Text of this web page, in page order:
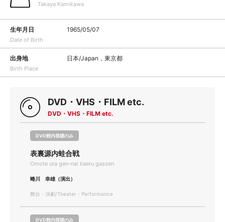
Takaya Kamikawa
生年月日
Date of Birth
1965/05/07
出身地
Birth Place
日本/Japan，東京都
DVD・VHS・FILM etc.
DVD・VHS・FILM etc.
DVD館内視聴のみ
表裏源内蛙合戦
Omote ura gen-nai kaeru gassen
蜷川 幸雄（演出）
舞台・演劇/Theater・Performance
DVD館内視聴のみ